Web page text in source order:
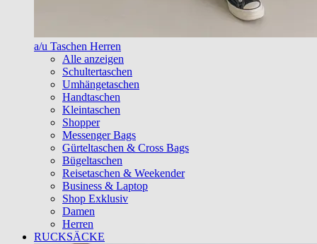
a/u Taschen Herren
Alle anzeigen
Schultertaschen
Umhängetaschen
Handtaschen
Kleintaschen
Shopper
Messenger Bags
Gürteltaschen & Cross Bags
Bügeltaschen
Reisetaschen & Weekender
Business & Laptop
Shop Exklusiv
Damen
Herren
RUCKSÄCKE